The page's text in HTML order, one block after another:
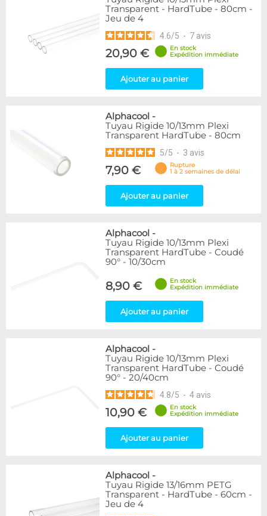
Transparent - HardTube - 80cm -
Jeu de 4
4.6/5 - 7 avis
20,90 €
En stock
Expédition immédiate
Ajouter au panier
Alphacool -
Tuyau Rigide 10/13mm Plexi
Transparent HardTube - 80cm
5/5 - 3 avis
7,90 €
Rupture
1 à 2 semaines de délai
Ajouter au panier
Alphacool -
Tuyau Rigide 10/13mm Plexi
Transparent HardTube - Coudé
90° - 10/30cm
8,90 €
En stock
Expédition immédiate
Ajouter au panier
Alphacool -
Tuyau Rigide 10/13mm Plexi
Transparent HardTube - Coudé
90° - 20/40cm
4.8/5 - 4 avis
10,90 €
En stock
Expédition immédiate
Ajouter au panier
Alphacool -
Tuyau Rigide 13/16mm PETG
Transparent - HardTube - 60cm -
Jeu de 4